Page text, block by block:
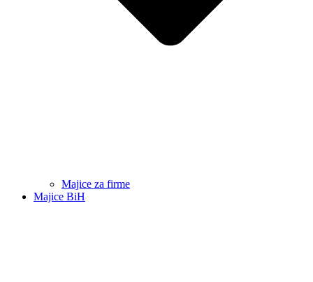
Majice za firme
Majice BiH